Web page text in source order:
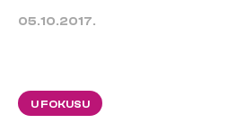
05.10.2017.
U FOKUSU